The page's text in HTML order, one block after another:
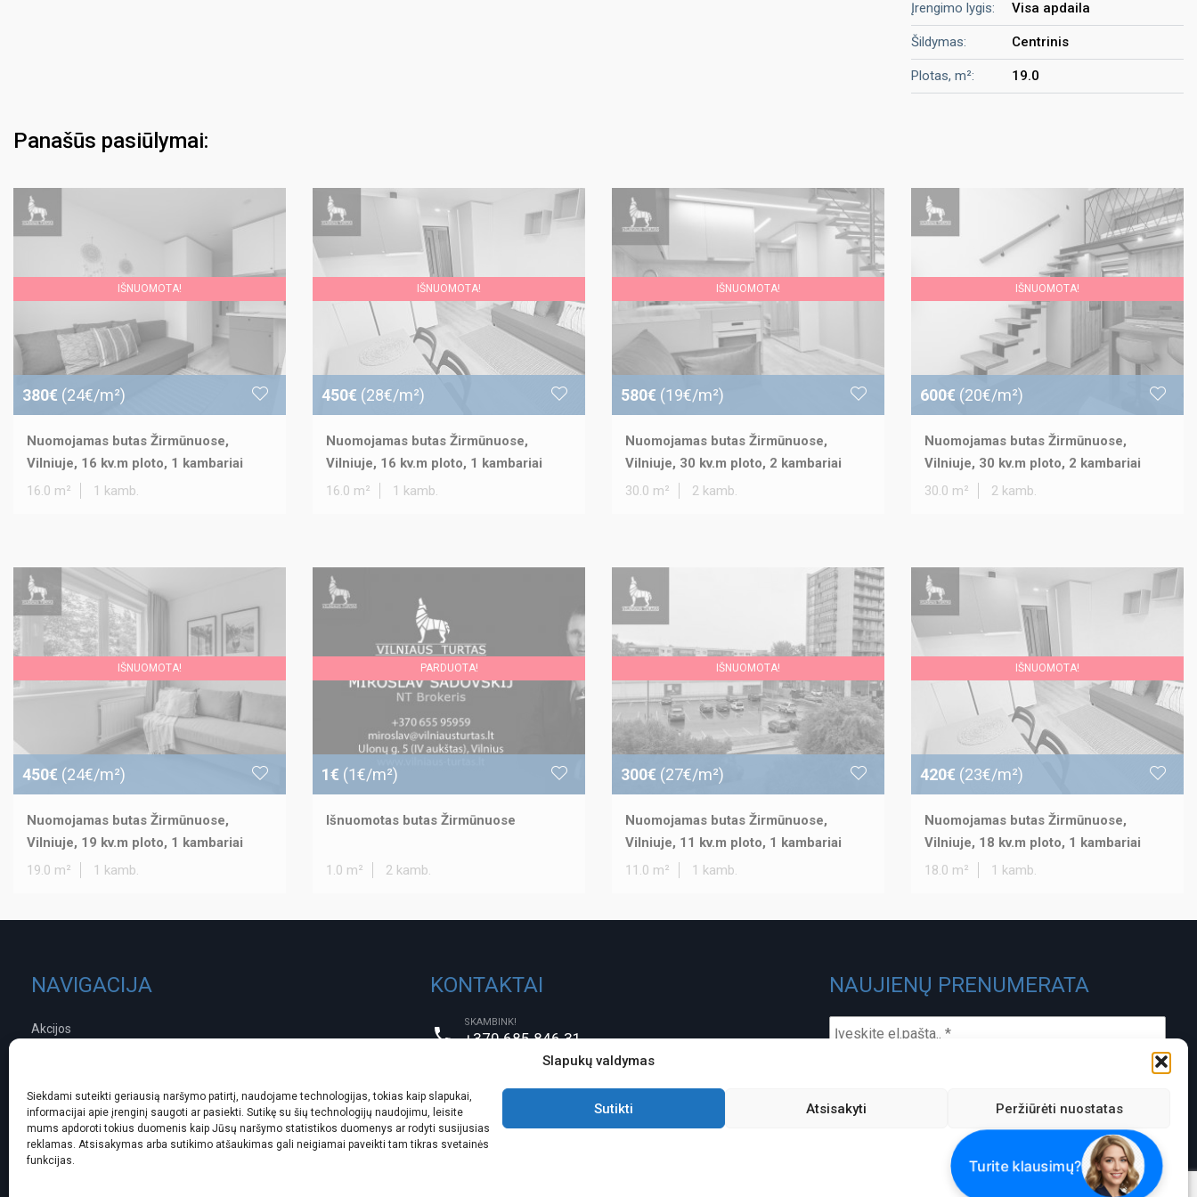
Slapukų valdymas
Siekdami suteikti geriausią naršymo patirtį, naudojame technologijas, tokias kaip slapukai,
informacijai apie įrenginį saugoti ar pasiekti. Sutikę su šių technologijų naudojimu, leisite
mums apdoroti tokius duomenis kaip Jūsų naršymo statistikos duomenys ar rodyti susijusias
reklamas. Atsisakymas arba sutikimo atšaukimas gali neigiamai paveikti tam tikras svetainės
funkcijas.
Sutikti Atsisakyti Peržiūrėti nuostatas
Įrengimo lygis: Visa apdaila
Šildymas: Centrinis
Plotas, m²: 19.0
Panašūs pasiūlymai:
IŠNUOMOTA!
380€ (24€/m²)
Nuomojamas butas Žirmūnuose,
Vilniuje, 16 kv.m ploto, 1 kambariai
16.0 m²
1 kamb.
IŠNUOMOTA!
450€ (28€/m²)
Nuomojamas butas Žirmūnuose,
Vilniuje, 16 kv.m ploto, 1 kambariai
16.0 m²
1 kamb.
IŠNUOMOTA!
580€ (19€/m²)
Nuomojamas butas Žirmūnuose,
Vilniuje, 30 kv.m ploto, 2 kambariai
30.0 m²
2 kamb.
IŠNUOMOTA!
600€ (20€/m²)
Nuomojamas butas Žirmūnuose,
Vilniuje, 30 kv.m ploto, 2 kambariai
30.0 m²
2 kamb.
IŠNUOMOTA!
450€ (24€/m²)
Nuomojamas butas Žirmūnuose,
Vilniuje, 19 kv.m ploto, 1 kambariai
19.0 m²
1 kamb.
PARDUOTA!
1€ (1€/m²)
Išnuomotas butas Žirmūnuose
1.0 m² 2 kamb.
IŠNUOMOTA!
300€ (27€/m²)
Nuomojamas butas Žirmūnuose,
Vilniuje, 11 kv.m ploto, 1 kambariai
11.0 m²
1 kamb.
IŠNUOMOTA!
420€ (23€/m²)
Nuomojamas butas Žirmūnuose,
Vilniuje, 18 kv.m ploto, 1 kambariai
18.0 m²
1 kamb.
NAVIGACIJA
Akcijos
Norintiems pirkti
Projektai
Interjero sprendimai
Kitos paslaugos
KONTAKTAI
SKAMBINK!
+370 685 846 31
ATVYKIT!
ULONŲ g. 5 ( IV aukštas), Vilnius
NAUJIENŲ PRENUMERATA
PVM MOKĖTOJO KODAS:
LT100003826418